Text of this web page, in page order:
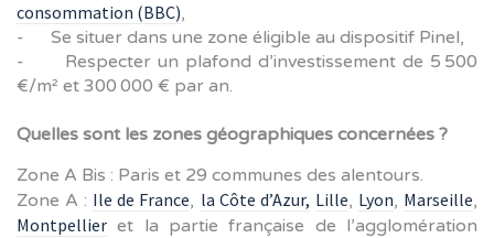
consommation (BBC),
- Se situer dans une zone éligible au dispositif Pinel,
- Respecter un plafond d’investissement de 5 500
€/m² et 300 000 € par an.
Quelles sont les zones géographiques concernées ?
Zone A Bis : Paris et 29 communes des alentours.
Zone A : Ile de France, la Côte d’Azur, Lille, Lyon, Marseille,
Montpellier et la partie française de l’agglomération